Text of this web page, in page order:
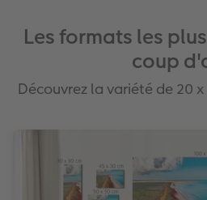
Les formats les
coup
Découvrez la variété de 20 x